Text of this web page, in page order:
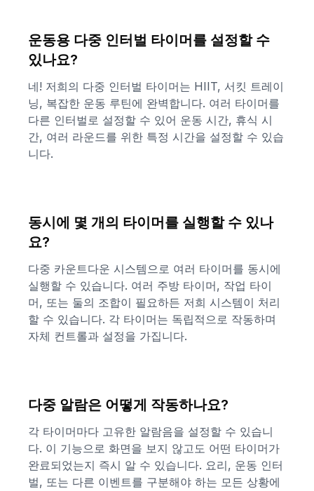
운동용 다중 인터벌 타이머를 설정할 수
있나요?
네! 저희의 다중 인터벌 타이머는 HIIT, 서킷 트레이
닝, 복잡한 운동 루틴에 완벽합니다. 여러 타이머를
다른 인터벌로 설정할 수 있어 운동 시간, 휴식 시
간, 여러 라운드를 위한 특정 시간을 설정할 수 있습
니다.
동시에 몇 개의 타이머를 실행할 수 있나
요?
다중 카운트다운 시스템으로 여러 타이머를 동시에
실행할 수 있습니다. 여러 주방 타이머, 작업 타이
머, 또는 둘의 조합이 필요하든 저희 시스템이 처리
할 수 있습니다. 각 타이머는 독립적으로 작동하며
자체 컨트롤과 설정을 가집니다.
다중 알람은 어떻게 작동하나요?
각 타이머마다 고유한 알람음을 설정할 수 있습니
다. 이 기능으로 화면을 보지 않고도 어떤 타이머가
완료되었는지 즉시 알 수 있습니다. 요리, 운동 인터
벌, 또는 다른 이벤트를 구분해야 하는 모든 상황에